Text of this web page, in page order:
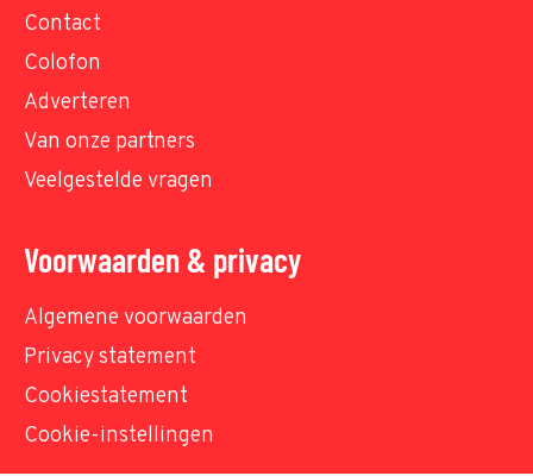
Contact
Colofon
Adverteren
Van onze partners
Veelgestelde vragen
Voorwaarden & privacy
Algemene voorwaarden
Privacy statement
Cookiestatement
Cookie-instellingen